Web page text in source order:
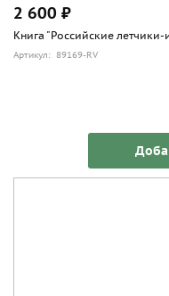
2 600 ₽
Книга "Российские
Артикул: 89169-RV